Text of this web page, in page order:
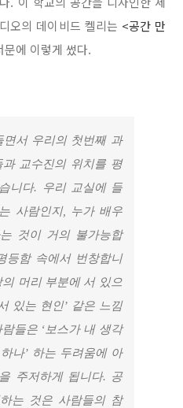
오의 데이비드 켈리는 <공간 만
문에 이렇게 썼다.
면서 우리의 첫번째 과
교수진의 위치를 평
니다. 우리 교실에 들
사람인지, 누가 배우
것이 거의 불가능합
등함 속에서 번창합니
머리 부분에 서 있으
있는 현인’ 같은 느낌
들은 ‘보스가 내 생각
나’ 하는 두려움에 아
주저하게 됩니다. 공
는 것은 사람들의 참